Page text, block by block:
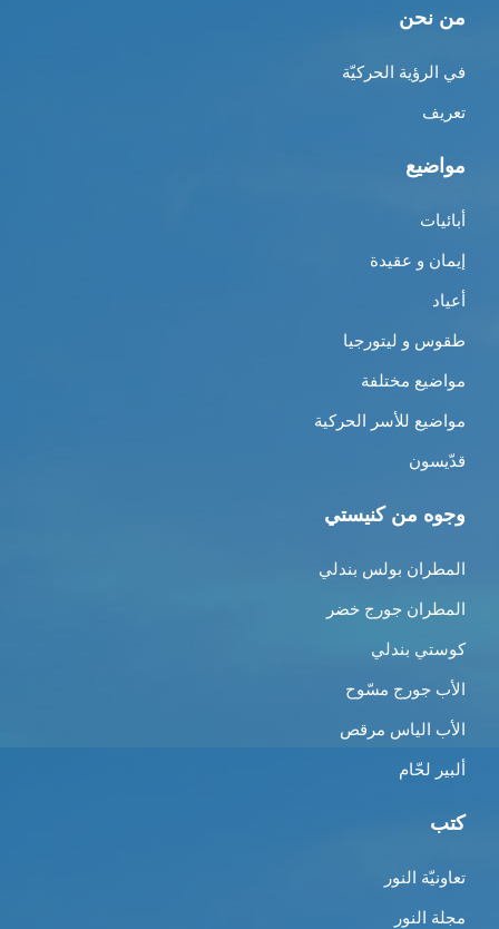
من نحن
في الرؤية الحركيّة
تعريف
مواضيع
أبائيات
إيمان و عقيدة
أعياد
طقوس و ليتورجيا
مواضيع مختلفة
مواضيع للأسر الحركية
قدّيسون
وجوه من كنيستي
المطران بولس بندلي
المطران جورج خضر
كوستي بندلي
الأب جورج مسّوح
الأب الياس مرقص
ألبير لحّام
كتب
تعاونيّة النور
مجلة النور